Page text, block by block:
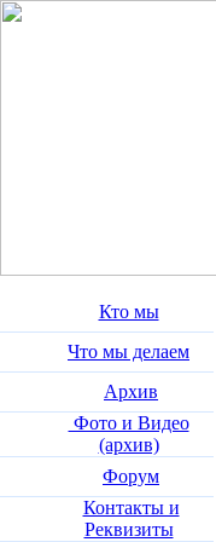
Кто мы
Что мы делаем
Архив
Фото и Видео
(архив)
Форум
Контакты и
Реквизиты